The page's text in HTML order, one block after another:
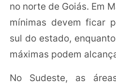
no norte de Goiás. Em
mínimas devem ficar
sul do estado,
máximas podem
No Sudeste, as